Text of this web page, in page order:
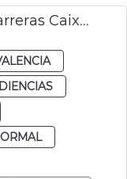
20 aniversario Circuit de Carreras Caixa Popular de València